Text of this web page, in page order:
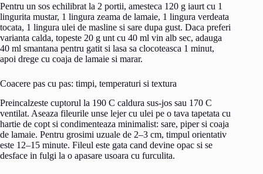
Pentru un sos echilibrat la 2 portii, amesteca 120 g iaurt cu 1
lingurita mustar, 1 lingura zeama de lamaie, 1 lingura verdeata
tocata, 1 lingura ulei de masline si sare dupa gust. Daca preferi
varianta calda, topeste 20 g unt cu 40 ml vin alb sec, adauga
40 ml smantana pentru gatit si lasa sa clocoteasca 1 minut,
apoi drege cu coaja de lamaie si marar.
Coacere pas cu pas: timpi, temperaturi si textura
Preincalzeste cuptorul la 190 C caldura sus-jos sau 170 C
ventilat. Aseaza fileurile unse lejer cu ulei pe o tava tapetata cu
hartie de copt si condimenteaza minimalist: sare, piper si coaja
de lamaie. Pentru grosimi uzuale de 2–3 cm, timpul orientativ
este 12–15 minute. Fileul este gata cand devine opac si se
desface in fulgi la o apasare usoara cu furculita.